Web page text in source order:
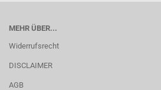
MEHR ÜBER...
Widerrufsrecht
DISCLAIMER
AGB